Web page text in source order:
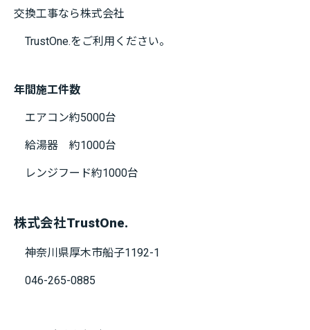
交換工事なら株式会社
TrustOne.をご利用ください。
年間施工件数
エアコン約5000台
給湯器 約1000台
レンジフード約1000台
株式会社TrustOne.
神奈川県厚木市船子1192-1
046-265-0885